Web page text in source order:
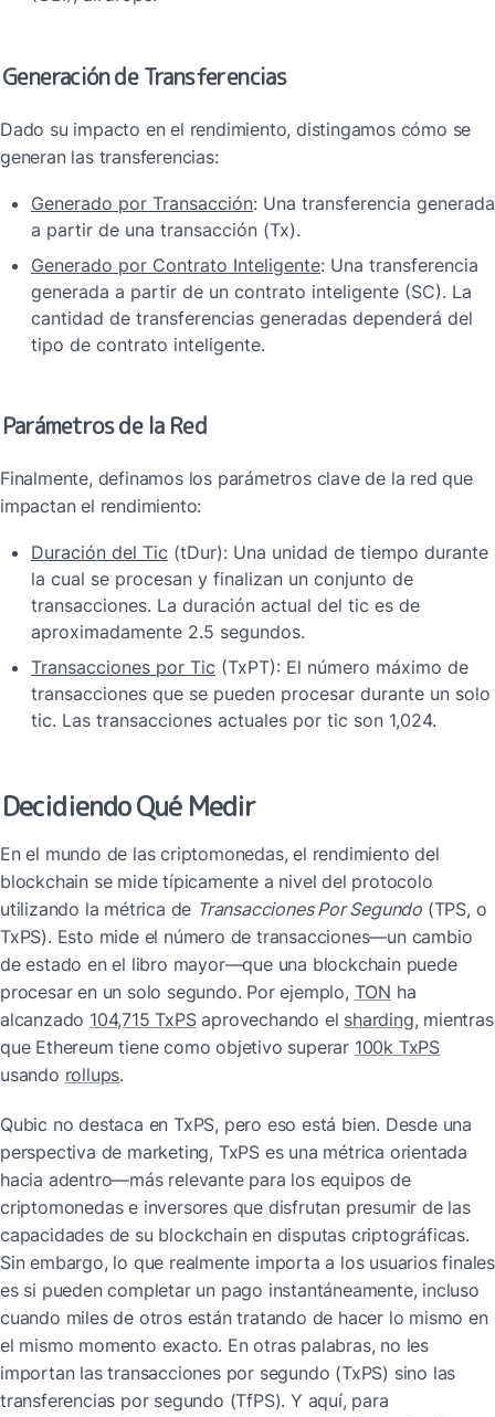
Generación de Transferencias
Dado su impacto en el rendimiento, distingamos cómo se
generan las transferencias:
Generado por Transacción: Una transferencia generada
a partir de una transacción (Tx).
Generado por Contrato Inteligente: Una transferencia
generada a partir de un contrato inteligente (SC). La
cantidad de transferencias generadas dependerá del
tipo de contrato inteligente.
Parámetros de la Red
Finalmente, definamos los parámetros clave de la red que
impactan el rendimiento:
Duración del Tic (tDur): Una unidad de tiempo durante
la cual se procesan y finalizan un conjunto de
transacciones. La duración actual del tic es de
aproximadamente 2.5 segundos.
Transacciones por Tic (TxPT): El número máximo de
transacciones que se pueden procesar durante un solo
tic. Las transacciones actuales por tic son 1,024.
Decidiendo Qué Medir
En el mundo de las criptomonedas, el rendimiento del
blockchain se mide típicamente a nivel del protocolo
utilizando la métrica de Transacciones Por Segundo (TPS, o
TxPS). Esto mide el número de transacciones—un cambio
de estado en el libro mayor—que una blockchain puede
procesar en un solo segundo. Por ejemplo, TON ha
alcanzado 104,715 TxPS aprovechando el sharding, mientras
que Ethereum tiene como objetivo superar 100k TxPS
usando rollups.
Qubic no destaca en TxPS, pero eso está bien. Desde una
perspectiva de marketing, TxPS es una métrica orientada
hacia adentro—más relevante para los equipos de
criptomonedas e inversores que disfrutan presumir de las
capacidades de su blockchain en disputas criptográficas.
Sin embargo, lo que realmente importa a los usuarios finales
es si pueden completar un pago instantáneamente, incluso
cuando miles de otros están tratando de hacer lo mismo en
el mismo momento exacto. En otras palabras, no les
importan las transacciones por segundo (TxPS) sino las
transferencias por segundo (TfPS). Y aquí, para